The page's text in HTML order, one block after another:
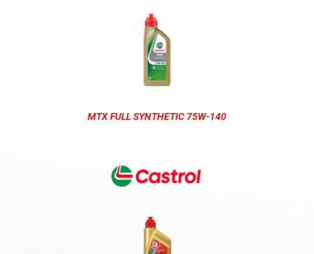
MTX FULL SYNTHETIC 75W-140